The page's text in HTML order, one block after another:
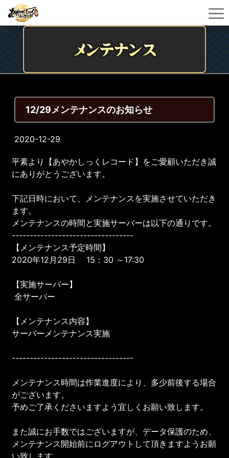
12/29メンテナンスのお知らせ
2020-12-29
平素より【あやかしっくレコード】をご愛顧いただき誠
にありがとうございます。
下記日時において、メンテナンスを実施させていただき
ます。
メンテナンスの時間と実施サーバーは以下の通りです。
----------------------------------
【メンテナンス予定時間】
2020年12月29日 15：30 ～17:30
【実施サーバー】
全サーバー
【メンテナンス内容】
サーバーメンテナンス実施
----------------------------------
メンテナンス時間は作業進度により、多少前後する場合
がございます。
予めご了承くださいますよう宜しくお願い致します。
また誠にお手数ではございますが、データ保護のため、
メンテナンス開始前にログアウトして頂きますようお願
い致します。